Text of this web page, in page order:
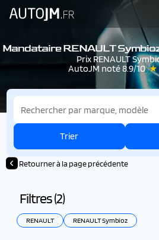
Mandataire RENAULT
Prix RENAULT
AutoJM noté 8.9/10★
Trier
Retourner à la page précédente
Filtres (2)
RENAULT RENAULT Symbioz